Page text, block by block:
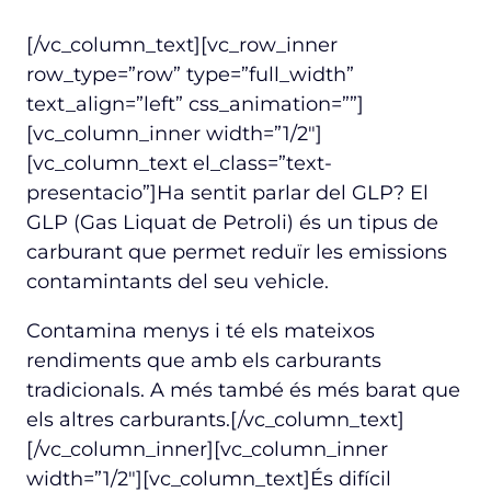
[/vc_column_text][vc_row_inner
row_type=”row” type=”full_width”
text_align=”left” css_animation=””]
[vc_column_inner width=”1/2″]
[vc_column_text el_class=”text-
presentacio”]Ha sentit parlar del GLP? El
GLP (Gas Liquat de Petroli) és un tipus de
carburant que permet reduïr les emissions
contamintants del seu vehicle.
Contamina menys i té els mateixos
rendiments que amb els carburants
tradicionals. A més també és més barat que
els altres carburants.[/vc_column_text]
[/vc_column_inner][vc_column_inner
width=”1/2″][vc_column_text]És difícil